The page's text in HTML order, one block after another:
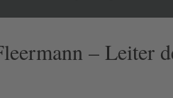
– Leiter